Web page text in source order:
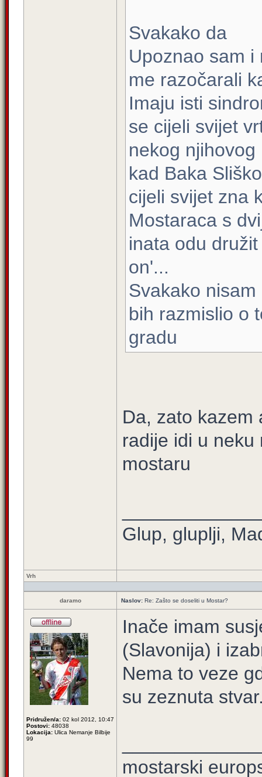
Svakako da
Upoznao sam
me razočarali
Imaju isti
se cijeli svijet
nekog
kad Baka
cijeli svijet zna
Mostaraca s
inata odu
on'...
Svakako
bih razmislio o
gradu
Da, zato kazem
radije idi u
mostaru
Glup, gluplji,
Vrh
daramo Naslov: Re: Zašto se doseliti u Mostar?
Pridružen/a: 02 kol 2012, 10:47
Postovi: 48038
Lokacija: Ulica Nemanje Bilbije
99
Inače imam
(Slavonija) i
Nema to veze
su zeznuta
mostarski